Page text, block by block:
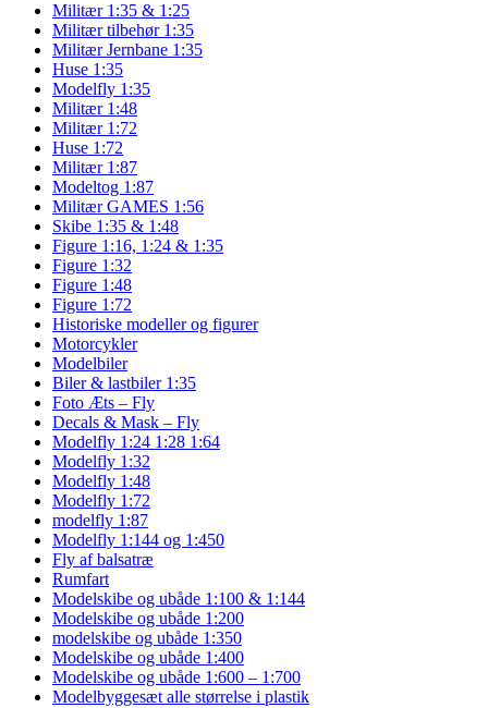
Militær 1:35 & 1:25
Militær tilbehør 1:35
Militær Jernbane 1:35
Huse 1:35
Modelfly 1:35
Militær 1:48
Militær 1:72
Huse 1:72
Militær 1:87
Modeltog 1:87
Militær GAMES 1:56
Skibe 1:35 & 1:48
Figure 1:16, 1:24 & 1:35
Figure 1:32
Figure 1:48
Figure 1:72
Historiske modeller og figurer
Motorcykler
Modelbiler
Biler & lastbiler 1:35
Foto Æts – Fly
Decals & Mask – Fly
Modelfly 1:24 1:28 1:64
Modelfly 1:32
Modelfly 1:48
Modelfly 1:72
modelfly 1:87
Modelfly 1:144 og 1:450
Fly af balsatræ
Rumfart
Modelskibe og ubåde 1:100 & 1:144
Modelskibe og ubåde 1:200
modelskibe og ubåde 1:350
Modelskibe og ubåde 1:400
Modelskibe og ubåde 1:600 – 1:700
Modelbyggesæt alle størrelse i plastik